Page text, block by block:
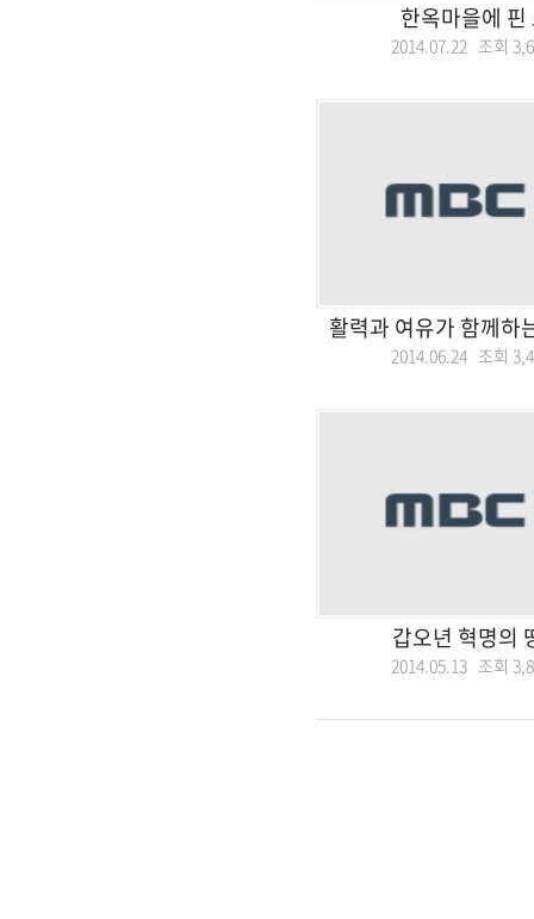
한옥마을에 핀
2014.07.22 조회
활력과 여유가 함께하
2014.06.24 조회
갑오년 혁명의
2014.05.13 조회